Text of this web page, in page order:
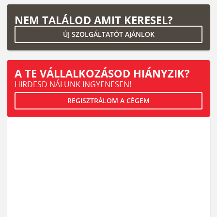
NEM TALÁLOD AMIT KERESEL?
ÚJ SZOLGÁLTATÓT AJÁNLOK
A TE VÁLLALKOZÁSOD HIÁNYZIK?
HIRDESD NÁLUNK INGYENESEN!
REGISZTRÁLOM A CÉGEM